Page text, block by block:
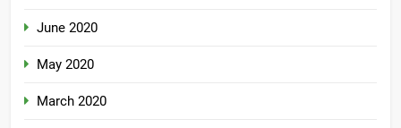
June 2020
May 2020
March 2020